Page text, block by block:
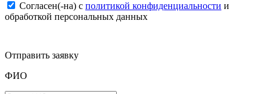
Согласен(-на) c политикой конфиденциальности и
обработкой персональных данных
Отправить заявку
ФИО